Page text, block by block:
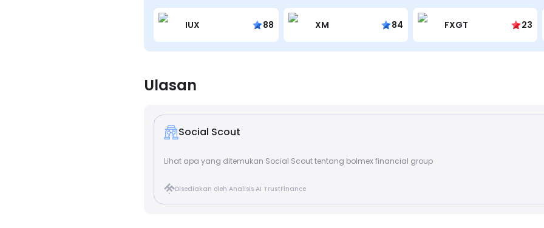
IUX 88 XM 84 FXGT 23
Ulasan
Social Scout
Lihat apa yang ditemukan Social Scout tentang bolmex financial group
Disediakan oleh Analisis AI TrustFinance